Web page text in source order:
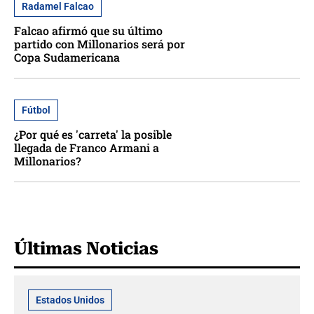
Radamel Falcao
Falcao afirmó que su último
partido con Millonarios será por
Copa Sudamericana
Fútbol
¿Por qué es 'carreta' la posible
llegada de Franco Armani a
Millonarios?
Últimas Noticias
Estados Unidos